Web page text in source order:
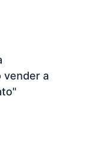
vender a